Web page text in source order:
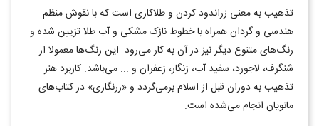
تذهيب به معنی زراندود کردن و طلاکاری است که با نقوش منظم
هندسی و گردان همراه با خطوط نازک مشکی و آب طلا تزيين شده و
رنگ‌های متنوع ديگر نيز در آن به کار می‌رود. اين رنگ‌ها معمولا از
شنگرف، لاجورد، سفيد آب، زنگار، زعفران و ... می‌باشد. کاربرد هنر
تذهيب به دوران قبل از اسلام برمی‌گردد و «زرنگاری» در کتاب‌های
مانويان انجام می‌شده است.